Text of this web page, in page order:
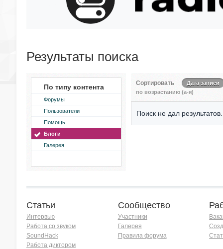
Результаты поиска
По типу контента
Форумы
Пользователи
Помощь
Блоги
Галерея
Сортировать
Дата записи
по возрастанию (а-я)
Поиск не дал результатов.
Статьи
Интервью
Работа со звуком
SoundHack
Работа диктором
Сообщество
Участники
Галерея
Правила форума